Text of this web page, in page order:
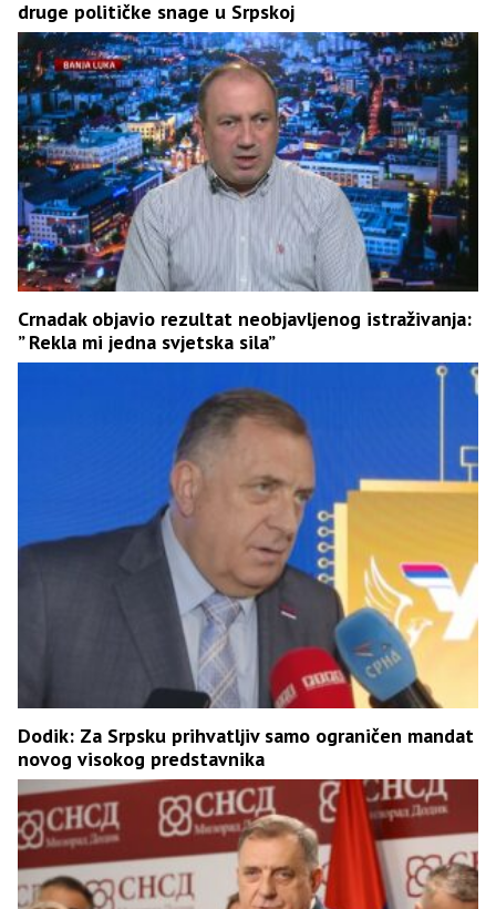
druge političke snage u Srpskoj
Crnadak objavio rezultat neobjavljenog istraživanja:
” Rekla mi jedna svjetska sila”
Dodik: Za Srpsku prihvatljiv samo ograničen mandat
novog visokog predstavnika